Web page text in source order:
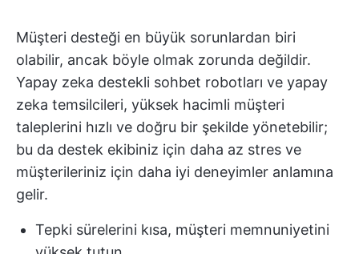
Müşteri desteği en büyük sorunlardan biri
olabilir, ancak böyle olmak zorunda değildir.
Yapay zeka destekli sohbet robotları ve yapay
zeka temsilcileri, yüksek hacimli müşteri
taleplerini hızlı ve doğru bir şekilde yönetebilir;
bu da destek ekibiniz için daha az stres ve
müşterileriniz için daha iyi deneyimler anlamına
gelir.
Tepki sürelerini kısa, müşteri memnuniyetini